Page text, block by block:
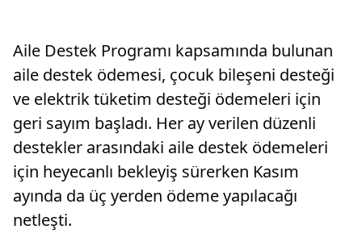
Aile Destek Programı kapsamında bulunan
aile destek ödemesi, çocuk bileşeni desteği
ve elektrik tüketim desteği ödemeleri için
geri sayım başladı. Her ay verilen düzenli
destekler arasındaki aile destek ödemeleri
için heyecanlı bekleyiş sürerken Kasım
ayında da üç yerden ödeme yapılacağı
netleşti.